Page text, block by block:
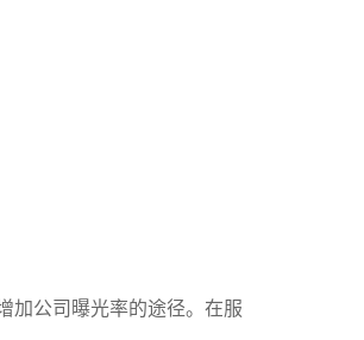
加公司曝光率的途径。在服